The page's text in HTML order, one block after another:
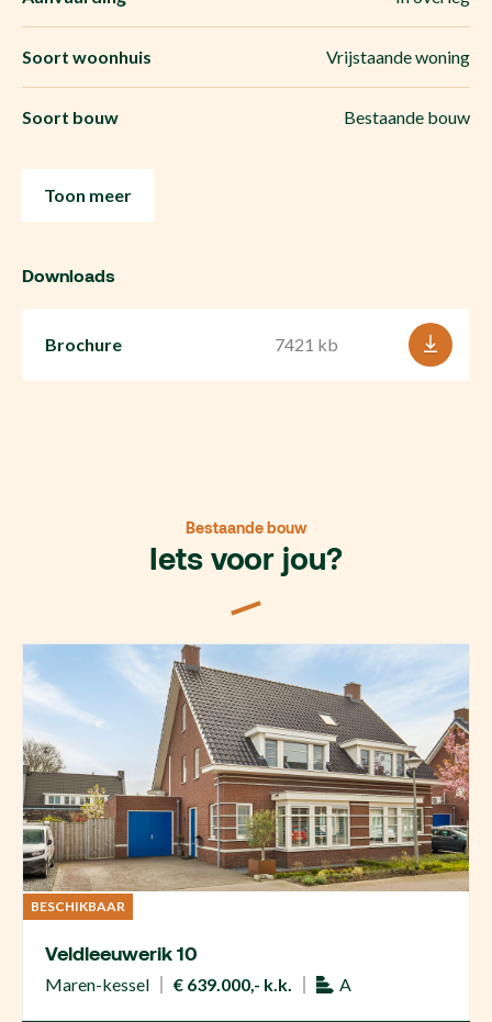
Soort woonhuis Vrijstaande woning
Soort bouw Bestaande bouw
Toon meer
Downloads
Brochure 7421 kb
Bestaande bouw
Iets voor jou?
BESCHIKBAAR
Veldleeuwerik 10
Maren-kessel € 639.000,- k.k. A